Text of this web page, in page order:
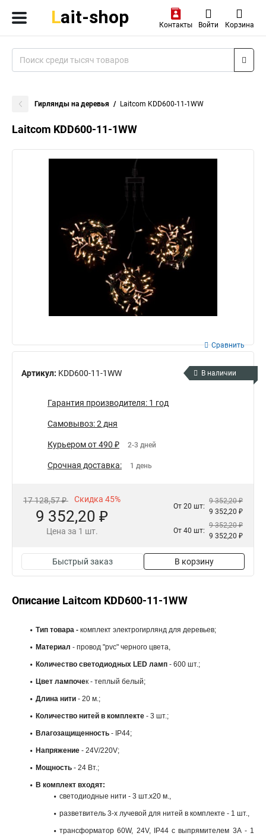
Контакты Войти Корзина
Гирлянды на деревья Laitcom KDD600-11-1WW
Laitcom KDD600-11-1WW
Артикул: KDD600-11-1WW
Сравнить
В наличии
Гарантия производителя: 1 год
Самовывоз: 2 дня
Курьером от 490 ₽ 2-3 дней
Срочная доставка: 1 день
17 128,57 ₽ Скидка 45%
9 352,20 ₽
Цена за 1 шт.
От 20 шт:
9 352,20 ₽
9 352,20 ₽
От 40 шт:
9 352,20 ₽
9 352,20 ₽
Быстрый заказ В корзину
Описание Laitcom KDD600-11-1WW
Тип товара - комплект электрогирлянд для деревьев;
Материал - провод "pvc" черного цвета,
Количество светодиодных LED ламп - 600 шт.;
Цвет лампочек - теплый белый;
Длина нити - 20 м.;
Количество нитей в комплекте - 3 шт.;
Влагозащищенность - IP44;
Напряжение - 24V/220V;
Мощность - 24 Вт.;
В комплект входят:
светодиодные нити - 3 шт.x20 м.,
разветвитель 3-х лучевой для нитей в комплекте - 1 шт.,
трансформатор 60W, 24V, IP44 с выпрямителем 3А - 1